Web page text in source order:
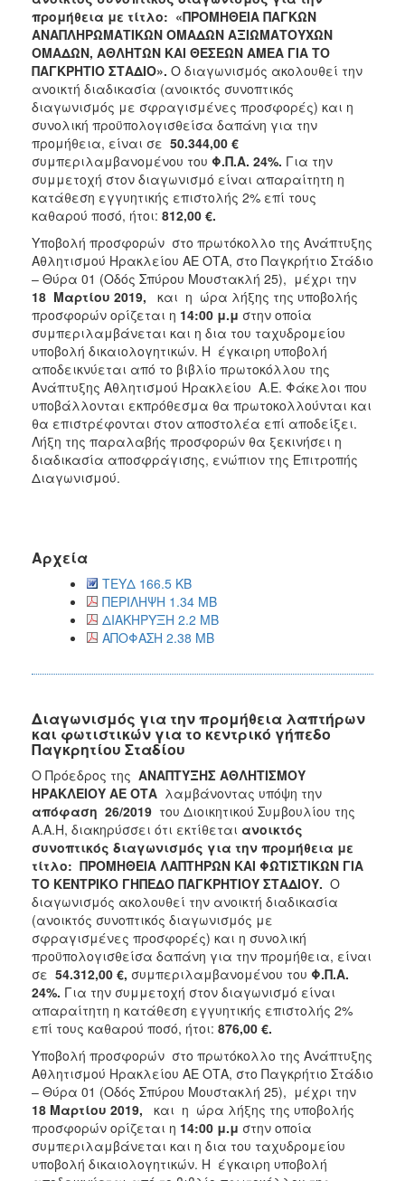
προμήθεια με τίτλο: «ΠΡΟΜΗΘΕΙΑ ΠΑΓΚΩΝ
ΑΝΑΠΛΗΡΩΜΑΤΙΚΩΝ ΟΜΑΔΩΝ ΑΞΙΩΜΑΤΟΥΧΩΝ
ΟΜΑΔΩΝ, ΑΘΛΗΤΩΝ ΚΑΙ ΘΕΣΕΩΝ ΑΜΕΑ ΓΙΑ ΤΟ
ΠΑΓΚΡΗΤΙΟ ΣΤΑΔΙΟ». Ο διαγωνισμός ακολουθεί την
ανοικτή διαδικασία (ανοικτός συνοπτικός
διαγωνισμός με σφραγισμένες προσφορές) και η
συνολική προϋπολογισθείσα δαπάνη για την
προμήθεια, είναι σε 50.344,00 €
συμπεριλαμβανομένου του Φ.Π.Α. 24%. Για την
συμμετοχή στον διαγωνισμό είναι απαραίτητη η
κατάθεση εγγυητικής επιστολής 2% επί τους
καθαρού ποσό, ήτοι: 812,00 €.
Υποβολή προσφορών στο πρωτόκολλο της Ανάπτυξης
Αθλητισμού Ηρακλείου ΑΕ ΟΤΑ, στο Παγκρήτιο Στάδιο
– Θύρα 01 (Οδός Σπύρου Μουστακλή 25), μέχρι την
18 Μαρτίου 2019, και η ώρα λήξης της υποβολής
προσφορών ορίζεται η 14:00 μ.μ στην οποία
συμπεριλαμβάνεται και η δια του ταχυδρομείου
υποβολή δικαιολογητικών. Η έγκαιρη υποβολή
αποδεικνύεται από το βιβλίο πρωτοκόλλου της
Ανάπτυξης Αθλητισμού Ηρακλείου Α.Ε. Φάκελοι που
υποβάλλονται εκπρόθεσμα θα πρωτοκολλούνται και
θα επιστρέφονται στον αποστολέα επί αποδείξει.
Λήξη της παραλαβής προσφορών θα ξεκινήσει η
διαδικασία αποσφράγισης, ενώπιον της Επιτροπής
Διαγωνισμού.
Αρχεία
ΤΕΥΔ 166.5 KB
ΠΕΡΙΛΗΨΗ 1.34 MB
ΔΙΑΚΗΡΥΞΗ 2.2 MB
ΑΠΟΦΑΣΗ 2.38 MB
Διαγωνισμός για την προμήθεια λαπτήρων
και φωτιστικών για το κεντρικό γήπεδο
Παγκρητίου Σταδίου
Ο Πρόεδρος της ΑΝΑΠΤΥΞΗΣ ΑΘΛΗΤΙΣΜΟΥ
ΗΡΑΚΛΕΙΟΥ ΑΕ ΟΤΑ λαμβάνοντας υπόψη την
απόφαση 26/2019 του Διοικητικού Συμβουλίου της
Α.Α.Η, διακηρύσσει ότι εκτίθεται ανοικτός
συνοπτικός διαγωνισμός για την προμήθεια με
τίτλο: ΠΡΟΜΗΘΕΙΑ ΛΑΠΤΗΡΩΝ ΚΑΙ ΦΩΤΙΣΤΙΚΩΝ ΓΙΑ
ΤΟ ΚΕΝΤΡΙΚΟ ΓΗΠΕΔΟ ΠΑΓΚΡΗΤΙΟΥ ΣΤΑΔΙΟΥ. Ο
διαγωνισμός ακολουθεί την ανοικτή διαδικασία
(ανοικτός συνοπτικός διαγωνισμός με
σφραγισμένες προσφορές) και η συνολική
προϋπολογισθείσα δαπάνη για την προμήθεια, είναι
σε 54.312,00 €, συμπεριλαμβανομένου του Φ.Π.Α.
24%. Για την συμμετοχή στον διαγωνισμό είναι
απαραίτητη η κατάθεση εγγυητικής επιστολής 2%
επί τους καθαρού ποσό, ήτοι: 876,00 €.
Υποβολή προσφορών στο πρωτόκολλο της Ανάπτυξης
Αθλητισμού Ηρακλείου ΑΕ ΟΤΑ, στο Παγκρήτιο Στάδιο
– Θύρα 01 (Οδός Σπύρου Μουστακλή 25), μέχρι την
18 Μαρτίου 2019, και η ώρα λήξης της υποβολής
προσφορών ορίζεται η 14:00 μ.μ στην οποία
συμπεριλαμβάνεται και η δια του ταχυδρομείου
υποβολή δικαιολογητικών. Η έγκαιρη υποβολή